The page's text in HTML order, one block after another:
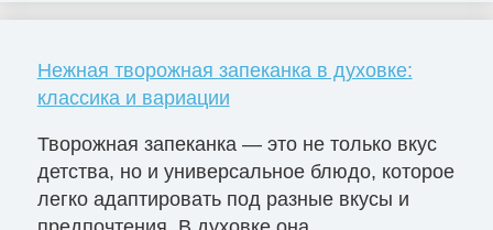
Нежная творожная запеканка в духовке:
классика и вариации
Творожная запеканка — это не только вкус
детства, но и универсальное блюдо, которое
легко адаптировать под разные вкусы и